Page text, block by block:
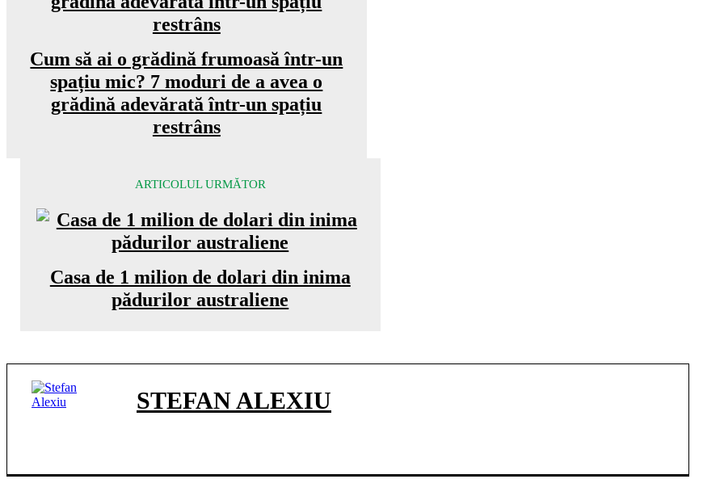
Cum să ai o grădină frumoasă într-un
spațiu mic? 7 moduri de a avea o
grădină adevărată într-un spațiu
restrâns
ARTICOLUL URMĂTOR
Casa de 1 milion de dolari din inima
pădurilor australiene
STEFAN ALEXIU